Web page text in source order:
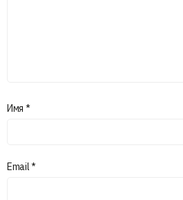
Имя *
Email*